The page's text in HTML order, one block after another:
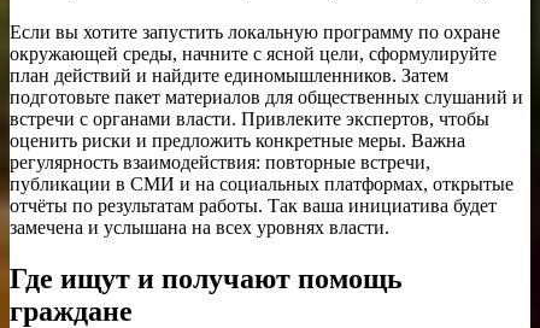
Если вы хотите запустить локальную программу по охране
окружающей среды, начните с ясной цели, сформулируйте
план действий и найдите единомышленников. Затем
подготовьте пакет материалов для общественных слушаний и
встречи с органами власти. Привлеките экспертов, чтобы
оценить риски и предложить конкретные меры. Важна
регулярность взаимодействия: повторные встречи,
публикации в СМИ и на социальных платформах, открытые
отчёты по результатам работы. Так ваша инициатива будет
замечена и услышана на всех уровнях власти.
Где ищут и получают помощь
граждане